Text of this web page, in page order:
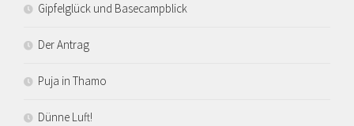
Gipfelglück und Basecampblick
Der Antrag
Puja in Thamo
Dünne Luft!